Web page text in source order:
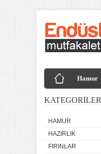
Hamur
KATEGORILER
HAMUR
HAZIRLIK
FIRINLAR